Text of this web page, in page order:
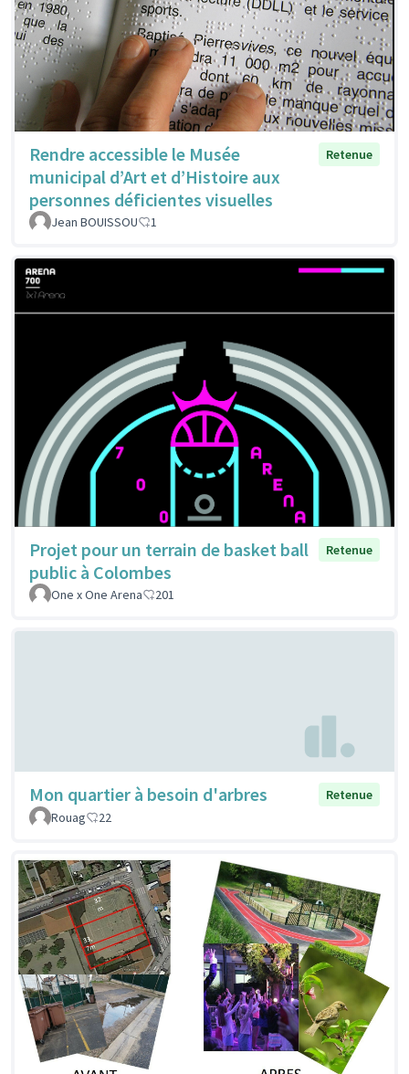
Rendre accessible le Musée
municipal d’Art et d’Histoire aux
personnes déficientes visuelles
Retenue
Jean BOUISSOU 1
Projet pour un terrain de basket ball
public à Colombes
Retenue
One x One Arena 201
Mon quartier à besoin d'arbres
Retenue
Rouag
22